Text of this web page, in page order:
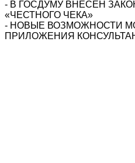
- В ГОСДУМУ ВНЕСЕН
«ЧЕСТНОГО ЧЕКА»
- НОВЫЕ ВОЗМОЖНОСТИ
ПРИЛОЖЕНИЯ